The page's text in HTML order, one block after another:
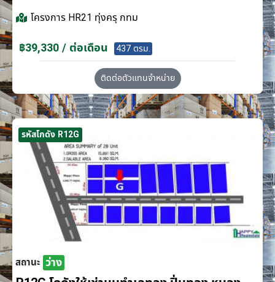
โครงการ HR21 ทุ่งครุ กทม
฿39,330 / ต่อเดือน 437 ตรม.
ติดต่อตัวแทนจำหน่าย
รหัสโกดัง R12G
สถานะ ว่าง